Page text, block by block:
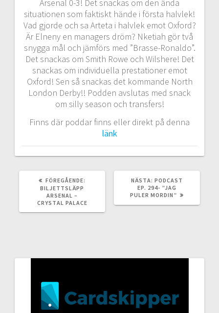
Arsenal 0-3! Det snackas om den ända
situationen som faktiskt hände i första halvlek!
Vad gjorde och sa Arteta i halvlek emot Oxford?
Är Elneny en managers dröm? Nketiah gör två
snygga mål och jämförs med ”Brasse-Ronaldo”.
Det snackas om Smith Rowe och Wilshere! Det
snackas om individuella prestationer emot
Oxford! Sen så snackas det kommande North
London Derby!! Podden avslutas med snack
om silly season och transfers!
Finns där poddar finns eller direkt på denna
länk
FÖREGÅENDE:
BILJETTSLÄPP
ARSENAL –
CRYSTAL PALACE
NÄSTA: NÄSTA
INLÄGG:
PODCAST
EP. 294- ”JAG
PULER MORDIN”